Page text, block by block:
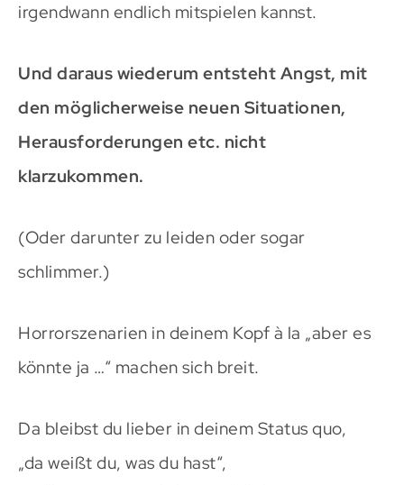
irgendwann endlich mitspielen kannst.
Und daraus wiederum entsteht Angst, mit
den möglicherweise neuen Situationen,
Herausforderungen etc. nicht
klarzukommen.
(Oder darunter zu leiden oder sogar
schlimmer.)
Horrorszenarien in deinem Kopf à la „aber es
könnte ja …“ machen sich breit.
Da bleibst du lieber in deinem Status quo,
„da weißt du, was du hast“,